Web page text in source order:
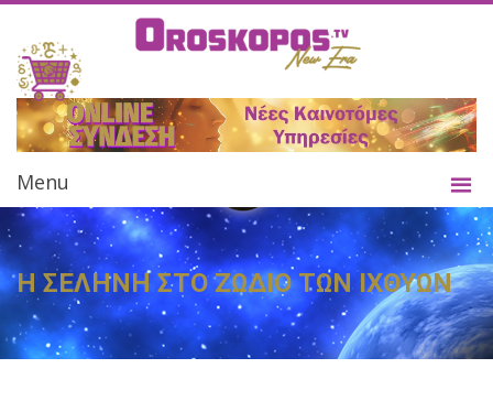
Menu
Η ΣΕΛΗΝΗ ΣΤΟ ΖΩΔΙΟ ΤΩΝ ΙΧΘΥΩΝ